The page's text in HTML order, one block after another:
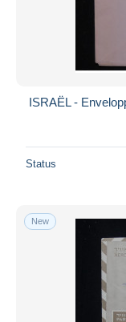
ISRAËL -
Status
New